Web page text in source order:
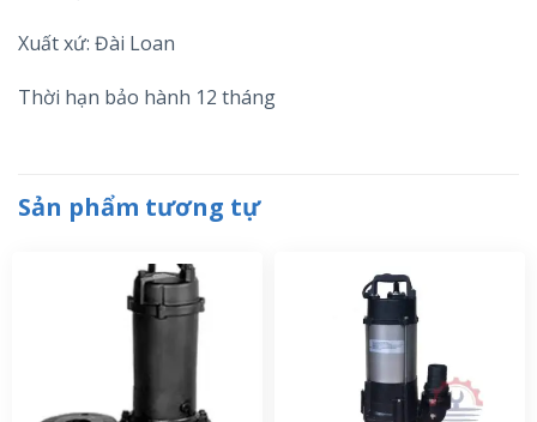
Xuất xứ: Đài Loan
Thời hạn bảo hành 12 tháng
Sản phẩm tương tự